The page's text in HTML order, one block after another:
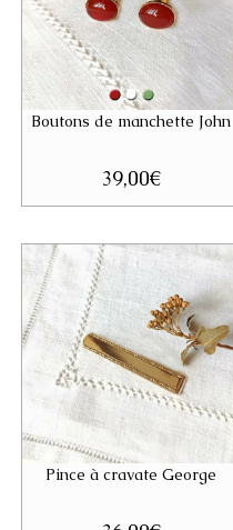
Boutons de manchette John
39,00€
Pince à cravate George